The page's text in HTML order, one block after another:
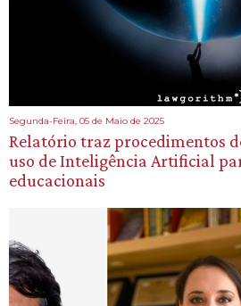
Segunda-Feira, 05 de Maio de 2025
Relatório traz procedimentos
uso de Inteligência Artificial
educacionais